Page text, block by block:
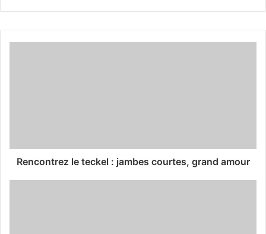
Rencontrez le teckel : jambes courtes, grand amour